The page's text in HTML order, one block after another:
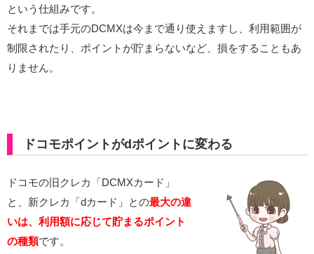
という仕組みです。
それまでは手元のDCMXは今まで通り使えますし、利用範囲が
制限されたり、ポイントが貯まらないなど、損をすることもあ
りません。
ドコモポイントがdポイントに変わる
ドコモの旧クレカ「DCMXカード」
と、新クレカ「dカード」との最大の違
いは、利用額に応じて貯まるポイント
の種類です。